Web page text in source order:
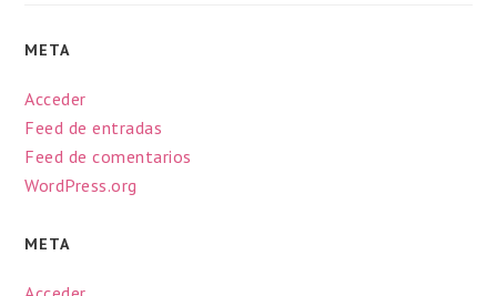
META
Acceder
Feed de entradas
Feed de comentarios
WordPress.org
META